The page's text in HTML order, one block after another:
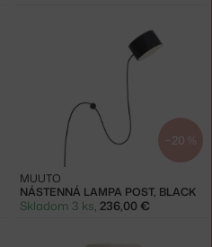
−20 %
NÁSTENNÁ LAMPA POST, BLACK
MUUTO
Skladom 3 ks, 236,00 €